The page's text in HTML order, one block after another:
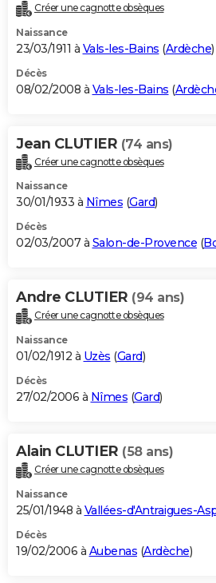
Créer une cagnotte obsèques
Naissance
23/03/1911 à Vals-les-Bains (Ardèche)
Décès
08/02/2008 à Vals-les-Bains (
Jean CLUTIER (74 ans)
Créer une cagnotte obsèques
Naissance
30/01/1933 à Nîmes (Gard)
Décès
02/03/2007 à Salon-de-Provence (
Andre CLUTIER (94 ans)
Créer une cagnotte obsèques
Naissance
01/02/1912 à Uzès (Gard)
Décès
27/02/2006 à Nîmes (Gard)
Alain CLUTIER (58 ans)
Créer une cagnotte obsèques
Naissance
25/01/1948 à Vallées-d'Antraigues-
Décès
19/02/2006 à Aubenas (Ardèche)